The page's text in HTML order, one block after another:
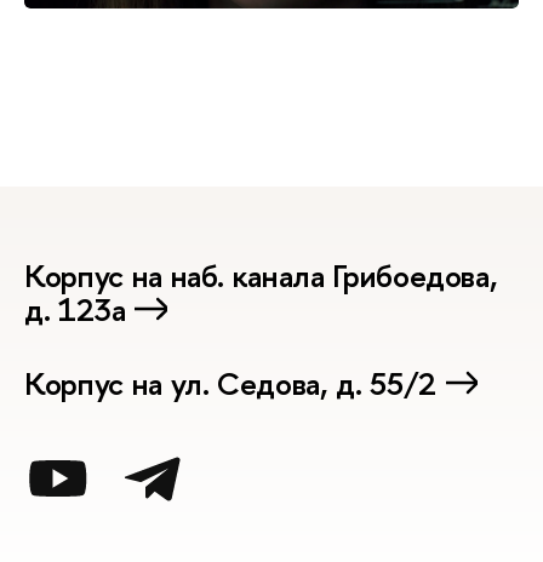
Корпус на наб. канала Грибоедова,
д. 123а
Корпус на ул. Седова, д. 55/2